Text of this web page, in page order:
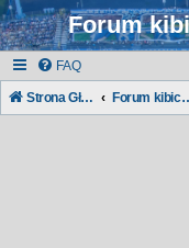
Forum
FAQ
Strona Główna Forum